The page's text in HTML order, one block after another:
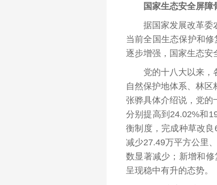
国家生态安全屏障
据国家发展改革委农
当前全国生态保护和
逐步增强，国家生态安
党的十八大以来，各
自然保护地体系、林
张骅具体介绍说，党的
分别提高到24.02%和
衡制度，完成种草改
减少27.49万平方公里
数显著减少；新增和
呈现稳中有升的态势。